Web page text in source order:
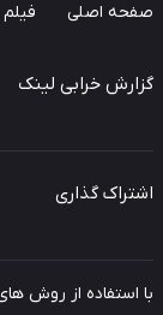
اصلی فیلم
خرابی لینک
گذاری
استفاده از روش های